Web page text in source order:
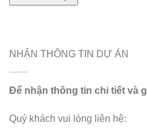
NHẬN THÔNG TIN DỰ ÁN
Để nhận thông tin chi tiết và
Quý khách vui lòng liên hệ: